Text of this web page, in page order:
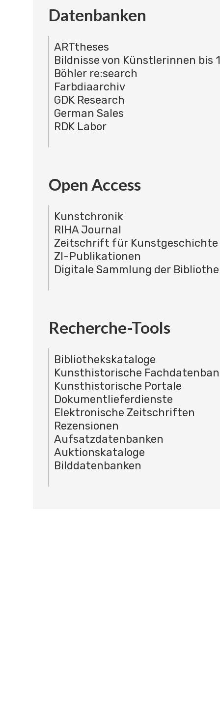
Datenbanken
ARTtheses
Bildnisse von Künstlerinnen bis
Böhler re:search
Farbdiaarchiv
GDK Research
German Sales
RDK Labor
Open Access
Kunstchronik
RIHA Journal
Zeitschrift für Kunstgeschichte
ZI-Publikationen
Digitale Sammlung der
Recherche-Tools
Bibliothekskataloge
Kunsthistorische
Kunsthistorische Portale
Dokumentlieferdienste
Elektronische Zeitschriften
Rezensionen
Aufsatzdatenbanken
Auktionskataloge
Bilddatenbanken